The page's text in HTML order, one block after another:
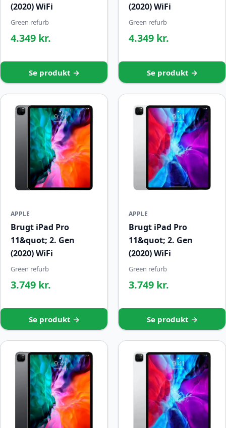
(2020) WiFi
Green refurb
4.349 kr.
Se produkt →
(2020) WiFi
Green refurb
4.349 kr.
Se produkt →
APPLE
Brugt iPad Pro
11&quot; 2. Gen
(2020) WiFi
Green refurb
3.749 kr.
Se produkt →
APPLE
Brugt iPad Pro
11&quot; 2. Gen
(2020) WiFi
Green refurb
3.749 kr.
Se produkt →